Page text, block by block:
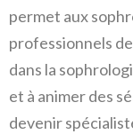
permet aux
professionnels
dans la
et à animer des
devenir